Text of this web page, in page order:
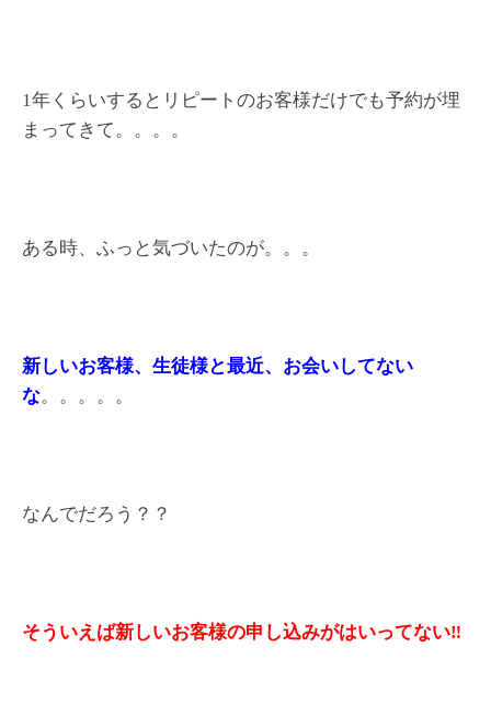
1年くらいするとリピートのお客様だけでも予約が埋
まってきて。。。。
ある時、ふっと気づいたのが。。。
新しいお客様、生徒様と最近、お会いしてない
な。。。。。
なんでだろう？？
そういえば新しいお客様の申し込みがはいってない‼️